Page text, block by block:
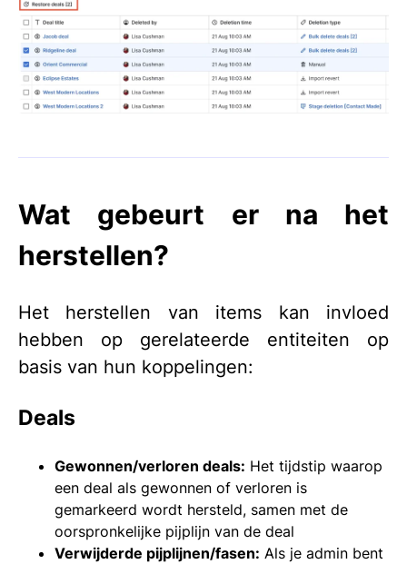
Wat gebeurt er na het
herstellen?
Het herstellen van items kan invloed
hebben op gerelateerde entiteiten op
basis van hun koppelingen:
Deals
Gewonnen/verloren deals: Het tijdstip waarop
een deal als gewonnen of verloren is
gemarkeerd wordt hersteld, samen met de
oorspronkelijke pijplijn van de deal
Verwijderde pijplijnen/fasen: Als je admin bent